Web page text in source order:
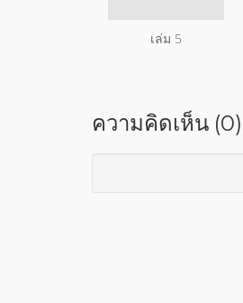
เล่ม 5
ความคิดเห็น (0)